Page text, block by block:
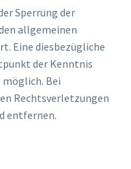
Sperrung der
allgemeinen
Eine diesbezügliche
der Kenntnis
Bei
Rechtsverletzungen
entfernen.